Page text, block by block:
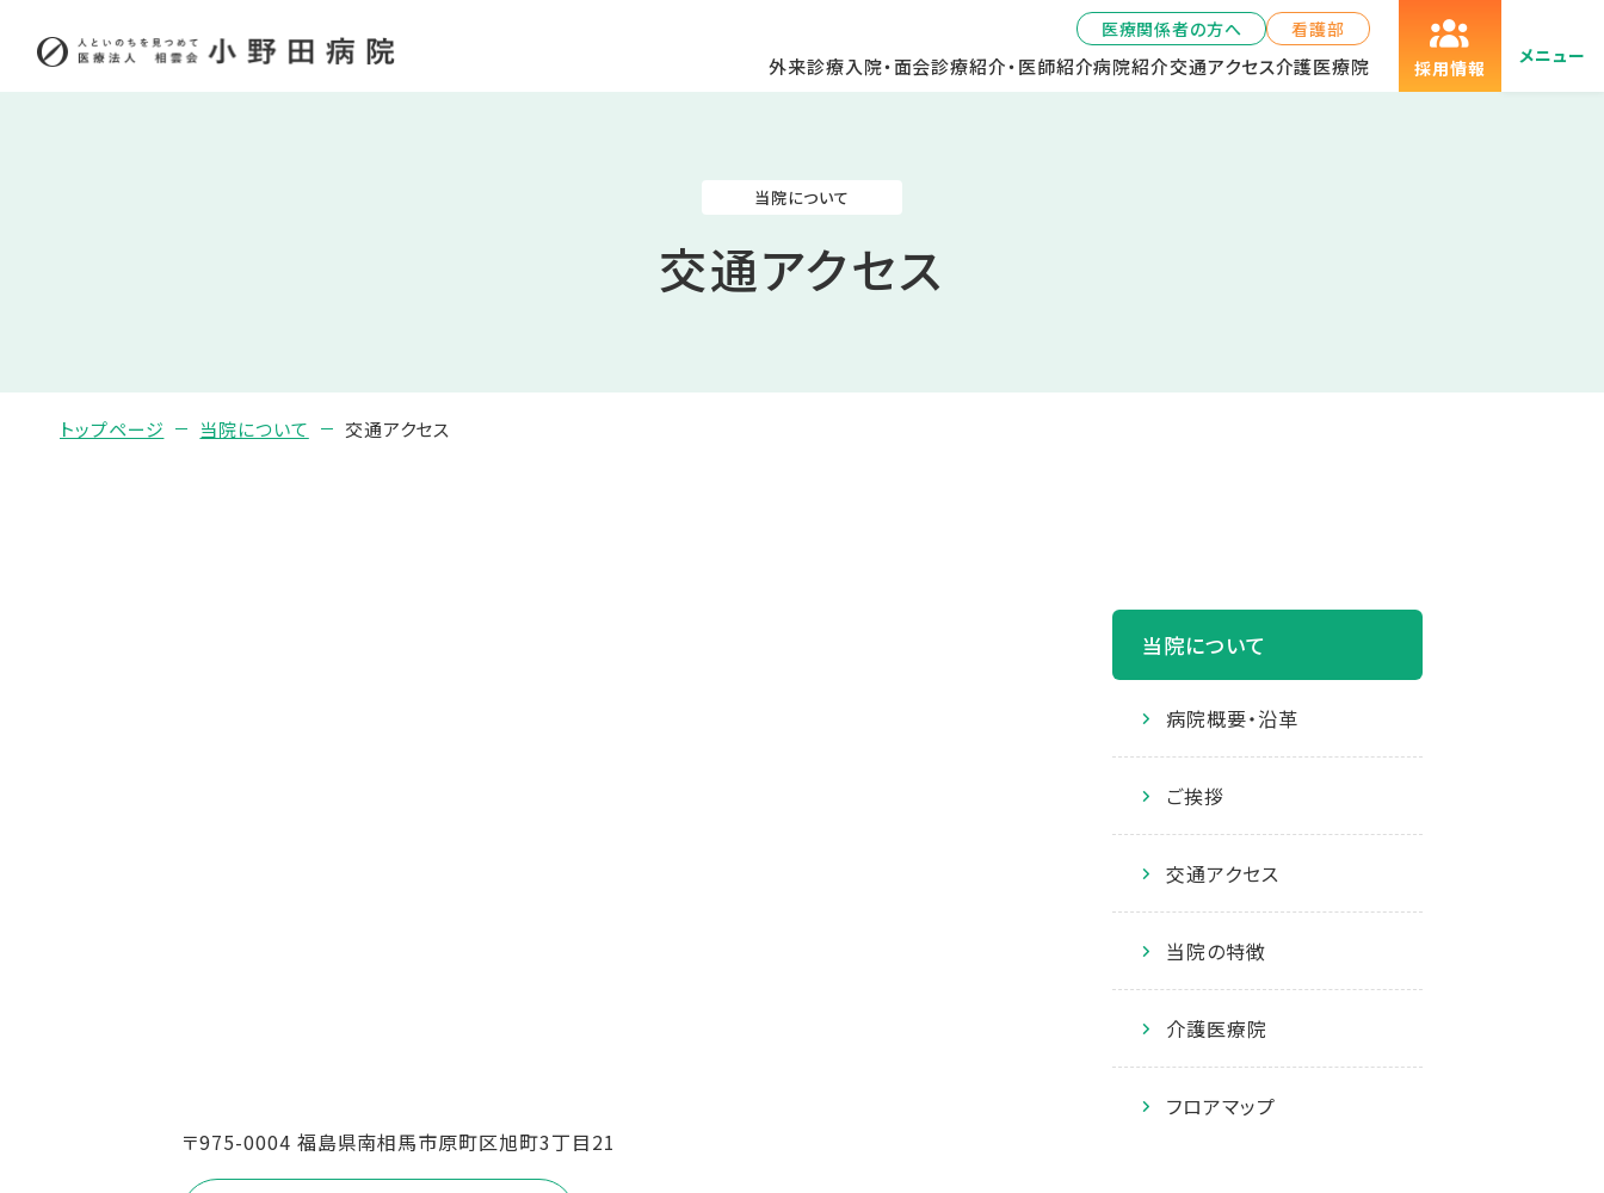
医療関係者の方へ 看護部
外来診療入院・面会診療紹介・医師紹介病院紹介交通アクセス介護医療院 採用情報
メニュー
当院について
交通アクセス
トップページ 当院について 交通アクセス
〒975-0004 福島県南相馬市原町区旭町3丁目21
当院について
病院概要・沿革
ご挨拶
交通アクセス
当院の特徴
介護医療院
フロアマップ